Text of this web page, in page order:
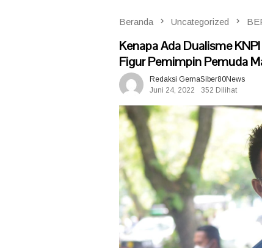
Beranda Uncategorized
Kenapa Ada Dualisme
Figur Pemimpin Pemuda
Redaksi GemaSiber80News
Juni 24, 2022
352 Dilihat